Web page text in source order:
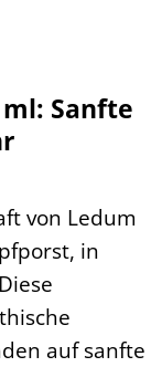
Sanfte
von Ledum
in
auf sanfte